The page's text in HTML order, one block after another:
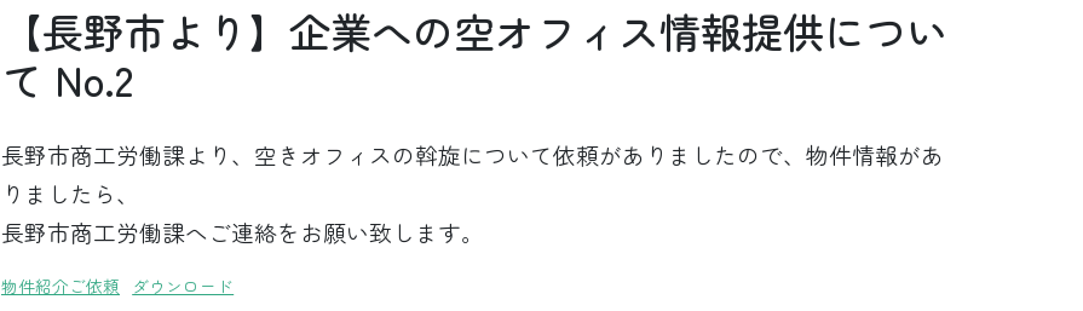
【長野市より】企業への空オフィス情報提供につい
て No.2
長野市商工労働課より、空きオフィスの斡旋について依頼がありましたので、物件情報があ
りましたら、
長野市商工労働課へご連絡をお願い致します。
物件紹介ご依頼 ダウンロード